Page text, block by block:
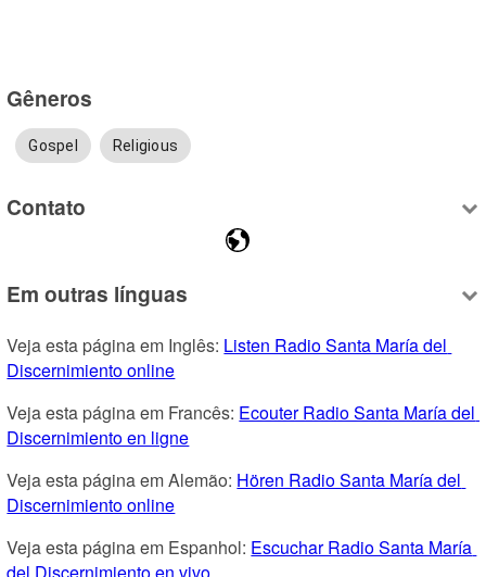
Gêneros
Gospel Religious
Contato
Em outras línguas
Veja esta página em Inglês: Listen Radio Santa María del
Discernimiento online
Veja esta página em Francês: Ecouter Radio Santa María del
Discernimiento en ligne
Veja esta página em Alemão: Hören Radio Santa María del
Discernimiento online
Veja esta página em Espanhol: Escuchar Radio Santa María
del Discernimiento en vivo